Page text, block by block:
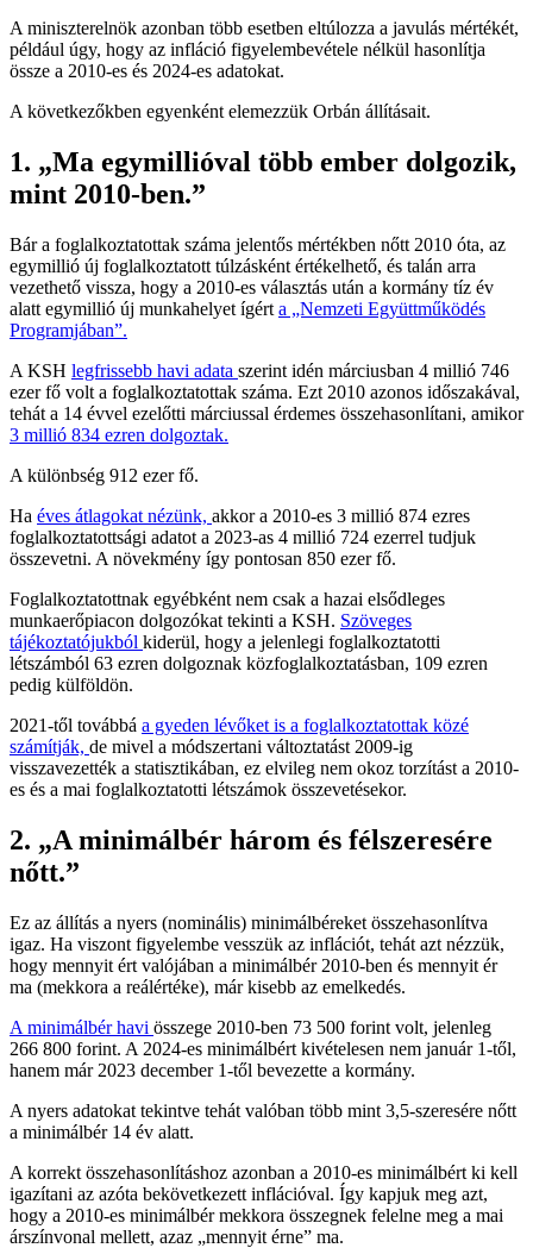
A miniszterelnök azonban több esetben eltúlozza a javulás mértékét,
például úgy, hogy az infláció figyelembevétele nélkül hasonlítja
össze a 2010-es és 2024-es adatokat.
A következőkben egyenként elemezzük Orbán állításait.
1. „Ma egymillióval több ember dolgozik,
mint 2010-ben.”
Bár a foglalkoztatottak száma jelentős mértékben nőtt 2010 óta, az
egymillió új foglalkoztatott túlzásként értékelhető, és talán arra
vezethető vissza, hogy a 2010-es választás után a kormány tíz év
alatt egymillió új munkahelyet ígért a „Nemzeti Együttműködés
Programjában”.
A KSH legfrissebb havi adata szerint idén márciusban 4 millió 746
ezer fő volt a foglalkoztatottak száma. Ezt 2010 azonos időszakával,
tehát a 14 évvel ezelőtti márciussal érdemes összehasonlítani, amikor
3 millió 834 ezren dolgoztak.
A különbség 912 ezer fő.
Ha éves átlagokat nézünk, akkor a 2010-es 3 millió 874 ezres
foglalkoztatottsági adatot a 2023-as 4 millió 724 ezerrel tudjuk
összevetni. A növekmény így pontosan 850 ezer fő.
Foglalkoztatottnak egyébként nem csak a hazai elsődleges
munkaerőpiacon dolgozókat tekinti a KSH. Szöveges
tájékoztatójukból kiderül, hogy a jelenlegi foglalkoztatotti
létszámból 63 ezren dolgoznak közfoglalkoztatásban, 109 ezren
pedig külföldön.
2021-től továbbá a gyeden lévőket is a foglalkoztatottak közé
számítják, de mivel a módszertani változtatást 2009-ig
visszavezették a statisztikában, ez elvileg nem okoz torzítást a 2010-
es és a mai foglalkoztatotti létszámok összevetésekor.
2. „A minimálbér három és félszeresére
nőtt.”
Ez az állítás a nyers (nominális) minimálbéreket összehasonlítva
igaz. Ha viszont figyelembe vesszük az inflációt, tehát azt nézzük,
hogy mennyit ért valójában a minimálbér 2010-ben és mennyit ér
ma (mekkora a reálértéke), már kisebb az emelkedés.
A minimálbér havi összege 2010-ben 73 500 forint volt, jelenleg
266 800 forint. A 2024-es minimálbért kivételesen nem január 1-től,
hanem már 2023 december 1-től bevezette a kormány.
A nyers adatokat tekintve tehát valóban több mint 3,5-szeresére nőtt
a minimálbér 14 év alatt.
A korrekt összehasonlításhoz azonban a 2010-es minimálbért ki kell
igazítani az azóta bekövetkezett inflációval. Így kapjuk meg azt,
hogy a 2010-es minimálbér mekkora összegnek felelne meg a mai
árszínvonal mellett, azaz „mennyit érne” ma.